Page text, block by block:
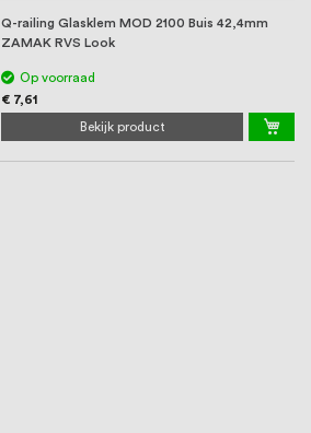
Q-railing Glasklem MOD 2100 Buis 42,4mm
ZAMAK RVS Look
Op voorraad
€ 7,61
Bekijk product